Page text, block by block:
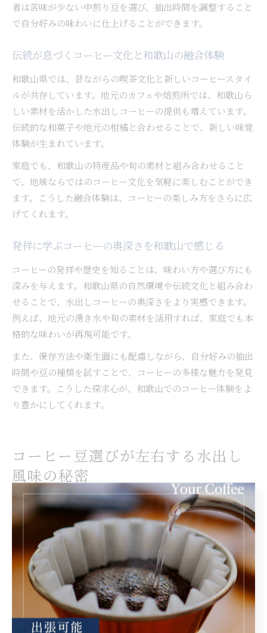
者は苦味が少ない中煎り豆を選び、抽出時間を調整すること
で自分好みの味わいに仕上げることができます。
伝統が息づくコーヒー文化と和歌山の融合体験
和歌山県では、昔ながらの喫茶文化と新しいコーヒースタイ
ルが共存しています。地元のカフェや焙煎所では、和歌山ら
しい素材を活かした水出しコーヒーの提供も増えています。
伝統的な和菓子や地元の柑橘と合わせることで、新しい味覚
体験が生まれています。
家庭でも、和歌山の特産品や旬の素材と組み合わせること
で、地域ならではのコーヒー文化を気軽に楽しむことができ
ます。こうした融合体験は、コーヒーの楽しみ方をさらに広
げてくれます。
発祥に学ぶコーヒーの奥深さを和歌山で感じる
コーヒーの発祥や歴史を知ることは、味わい方や選び方にも
深みを与えます。和歌山県の自然環境や伝統文化と組み合わ
せることで、水出しコーヒーの奥深さをより実感できます。
例えば、地元の湧き水や旬の素材を活用すれば、家庭でも本
格的な味わいが再現可能です。
また、保存方法や衛生面にも配慮しながら、自分好みの抽出
時間や豆の種類を試すことで、コーヒーの多様な魅力を発見
できます。こうした探求心が、和歌山でのコーヒー体験をよ
り豊かにしてくれます。
コーヒー豆選びが左右する水出し
風味の秘密